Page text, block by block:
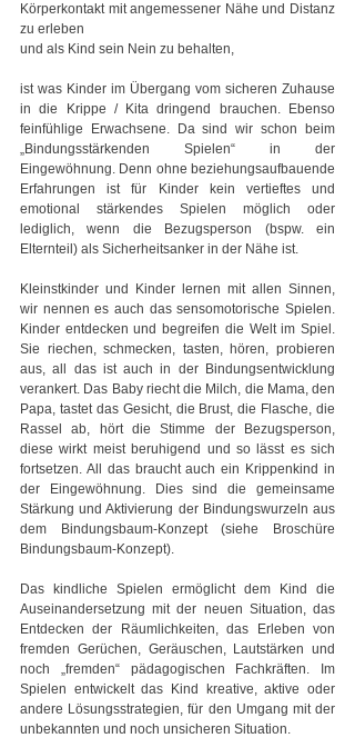
Körperkontakt mit angemessener Nähe und Distanz
zu erleben
und als Kind sein Nein zu behalten,
ist was Kinder im Übergang vom sicheren Zuhause
in die Krippe / Kita dringend brauchen. Ebenso
feinfühlige Erwachsene. Da sind wir schon beim
„Bindungsstärkenden Spielen“ in der
Eingewöhnung. Denn ohne beziehungsaufbauende
Erfahrungen ist für Kinder kein vertieftes und
emotional stärkendes Spielen möglich oder
lediglich, wenn die Bezugsperson (bspw. ein
Elternteil) als Sicherheitsanker in der Nähe ist.
Kleinstkinder und Kinder lernen mit allen Sinnen,
wir nennen es auch das sensomotorische Spielen.
Kinder entdecken und begreifen die Welt im Spiel.
Sie riechen, schmecken, tasten, hören, probieren
aus, all das ist auch in der Bindungsentwicklung
verankert. Das Baby riecht die Milch, die Mama, den
Papa, tastet das Gesicht, die Brust, die Flasche, die
Rassel ab, hört die Stimme der Bezugsperson,
diese wirkt meist beruhigend und so lässt es sich
fortsetzen. All das braucht auch ein Krippenkind in
der Eingewöhnung. Dies sind die gemeinsame
Stärkung und Aktivierung der Bindungswurzeln aus
dem Bindungsbaum-Konzept (siehe Broschüre
Bindungsbaum-Konzept).
Das kindliche Spielen ermöglicht dem Kind die
Auseinandersetzung mit der neuen Situation, das
Entdecken der Räumlichkeiten, das Erleben von
fremden Gerüchen, Geräuschen, Lautstärken und
noch „fremden“ pädagogischen Fachkräften. Im
Spielen entwickelt das Kind kreative, aktive oder
andere Lösungsstrategien, für den Umgang mit der
unbekannten und noch unsicheren Situation.